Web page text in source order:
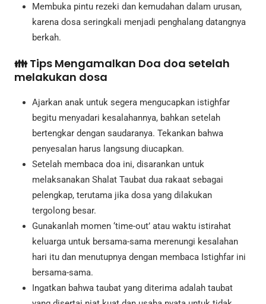
Membuka pintu rezeki dan kemudahan dalam urusan,
karena dosa seringkali menjadi penghalang datangnya
berkah.
👪 Tips Mengamalkan Doa doa setelah
melakukan dosa
Ajarkan anak untuk segera mengucapkan istighfar
begitu menyadari kesalahannya, bahkan setelah
bertengkar dengan saudaranya. Tekankan bahwa
penyesalan harus langsung diucapkan.
Setelah membaca doa ini, disarankan untuk
melaksanakan Shalat Taubat dua rakaat sebagai
pelengkap, terutama jika dosa yang dilakukan
tergolong besar.
Gunakanlah momen ‘time-out’ atau waktu istirahat
keluarga untuk bersama-sama merenungi kesalahan
hari itu dan menutupnya dengan membaca Istighfar ini
bersama-sama.
Ingatkan bahwa taubat yang diterima adalah taubat